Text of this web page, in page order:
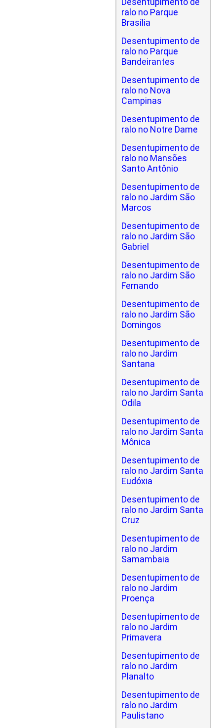
ralo no Parque
Brasília
Desentupimento de
ralo no Parque
Bandeirantes
Desentupimento de
ralo no Nova
Campinas
Desentupimento de
ralo no Notre Dame
Desentupimento de
ralo no Mansões
Santo Antônio
Desentupimento de
ralo no Jardim São
Marcos
Desentupimento de
ralo no Jardim São
Gabriel
Desentupimento de
ralo no Jardim São
Fernando
Desentupimento de
ralo no Jardim São
Domingos
Desentupimento de
ralo no Jardim
Santana
Desentupimento de
ralo no Jardim Santa
Odila
Desentupimento de
ralo no Jardim Santa
Mônica
Desentupimento de
ralo no Jardim Santa
Eudóxia
Desentupimento de
ralo no Jardim Santa
Cruz
Desentupimento de
ralo no Jardim
Samambaia
Desentupimento de
ralo no Jardim
Proença
Desentupimento de
ralo no Jardim
Primavera
Desentupimento de
ralo no Jardim
Planalto
Desentupimento de
ralo no Jardim
Paulistano